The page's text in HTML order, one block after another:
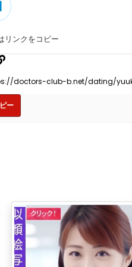
リンクをコピー
ー